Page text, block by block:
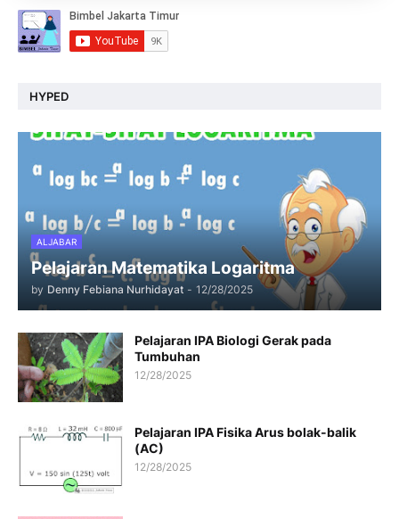
HYPED
ALJABAR
Pelajaran Matematika Logaritma
by Denny Febiana Nurhidayat - 12/28/2025
Pelajaran IPA Biologi Gerak pada
Tumbuhan
12/28/2025
Pelajaran IPA Fisika Arus bolak-balik
(AC)
12/28/2025